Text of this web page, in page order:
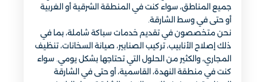
جميع المناطق، سواء كنت في المنطقة الشرقية أو الغربية
أو حتى في وسط الشارقة.
نحن متخصصون في تقديم خدمات سباكة شاملة، بما في
ذلك إصلاح الأنابيب، تركيب الصنابير، صيانة السخانات، تنظيف
المجاري، والكثير من الحلول التي تحتاجها بشكل يومي. سواء
كنت في منطقة النهدة، القاسمية، أو حتى في الشارقة